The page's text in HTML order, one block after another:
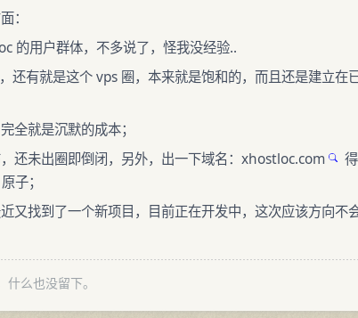
：
的用户群体，不多说了，怪我没经验..
还有就是这个 vps 圈，本来就是饱和的，而且还是建立在
全就是沉默的成本；
还未出圈即倒闭，另外，出一下域名： xhostloc.com
子；
又找到了一个新项目，目前正在开发中，这次应该方向不
么也没留下。